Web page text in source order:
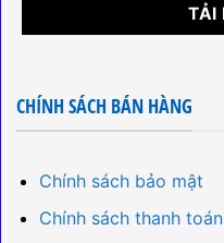
CHÍNH SÁCH BÁN HÀNG
Chính sách bảo mật
Chính sách thanh toán